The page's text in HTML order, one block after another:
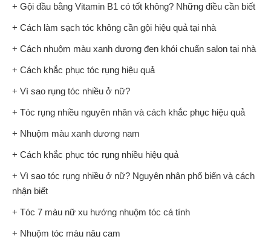
+ Gội đầu bằng Vitamin B1 có tốt không? Những điều cần biết
+ Cách làm sạch tóc không cần gội hiệu quả tại nhà
+ Cách nhuộm màu xanh dương đen khói chuẩn salon tại nhà
+ Cách khắc phục tóc rụng hiệu quả
+ Vì sao rụng tóc nhiều ở nữ?
+ Tóc rụng nhiều nguyên nhân và cách khắc phục hiệu quả
+ Nhuộm màu xanh dương nam
+ Cách khắc phục tóc rụng nhiều hiệu quả
+ Vì sao tóc rụng nhiều ở nữ? Nguyên nhân phổ biến và cách
nhận biết
+ Tóc 7 màu nữ xu hướng nhuộm tóc cá tính
+ Nhuộm tóc màu nâu cam